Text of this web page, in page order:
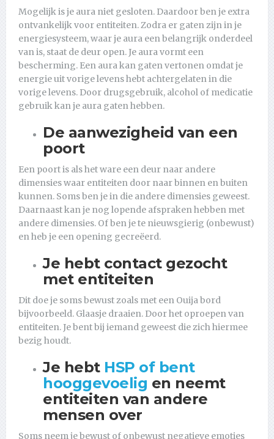
Mogelijk is je aura niet gesloten. Daardoor ben je extra
ontvankelijk voor entiteiten. Zodra er gaten zijn in je
energiesysteem, waar je aura een belangrijk onderdeel
van is, staat de deur open. Je aura vormt een
bescherming. Een aura kan gaten vertonen omdat je
energie uit vorige levens hebt achtergelaten in die
vorige levens. Door drugsgebruik, alcohol of medicatie
gebruik kan je aura gaten hebben.
De aanwezigheid van een
poort
Een poort is als het ware een deur naar andere
dimensies waar entiteiten door naar binnen en buiten
kunnen. Soms ben je in die andere dimensies geweest.
Daarnaast kan je nog lopende afspraken hebben met
andere dimensies. Of ben je te nieuwsgierig (onbewust)
en heb je een opening gecreëerd.
Je hebt contact gezocht
met entiteiten
Dit doe je soms bewust zoals met een Ouija bord
bijvoorbeeld. Glaasje draaien. Door het oproepen van
entiteiten. Je bent bij iemand geweest die zich hiermee
bezig houdt.
Je hebt HSP of bent
hooggevoelig en neemt
entiteiten van andere
mensen over
Soms neem je bewust of onbewust negatieve emoties